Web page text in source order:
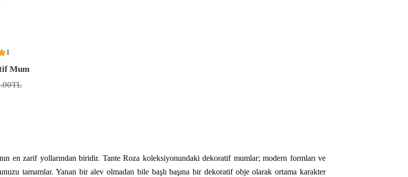
1
Mum
en zarif yollarından biridir. Tante Roza koleksiyonundaki dekoratif mumlar; modern formları ve
tamamlar. Yanan bir alev olmadan bile başlı başına bir dekoratif obje olarak ortama karakter